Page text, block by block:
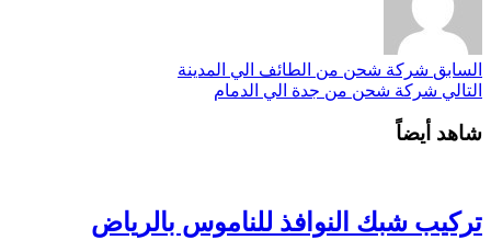
السابق شركة شحن من الطائف الي المدينة
التالي شركة شحن من جدة الي الدمام
شاهد أيضاً
تركيب شبك النوافذ للناموس بالرياض